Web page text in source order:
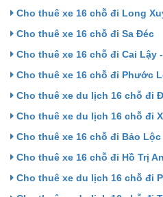
Cho thuê xe 16 chỗ đi Long
Cho thuê xe 16 chỗ đi Sa Đéc
Cho thuê xe 16 chỗ đi Cai Lậy
Cho thuê xe 16 chỗ đi Phước
Cho thuê xe du lịch 16 chỗ đi
Cho thuê xe du lịch 16 chỗ đi
Cho thuê xe 16 chỗ đi Bảo Lộc
Cho thuê xe 16 chỗ đi Hồ Trị
Cho thuê xe du lịch 16 chỗ đi